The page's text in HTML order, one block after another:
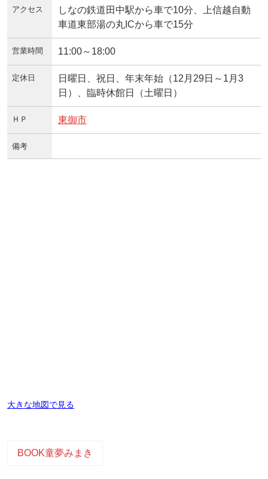
アクセス
しなの鉄道田中駅から車で10分、上信越自動
車道東部湯の丸ICから車で15分
営業時間 11:00～18:00
定休日
日曜日、祝日、年末年始（12月29日～1月3
日）、臨時休館日（土曜日）
ＨＰ 東御市
備考
大きな地図で見る
BOOK童夢みまき